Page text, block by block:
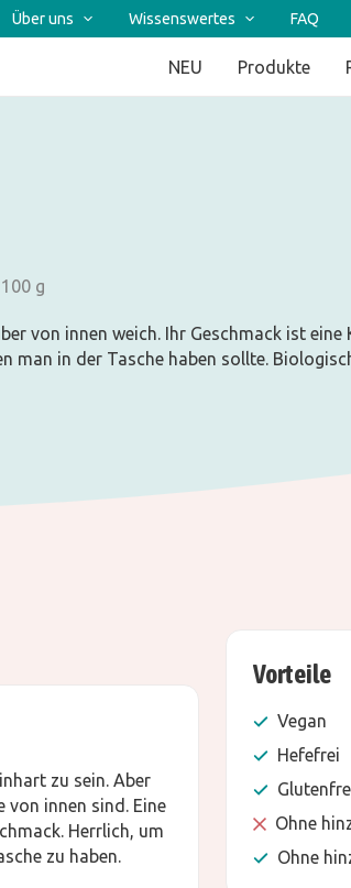
Über uns Wissenswertes FAQ
NEU Produkte
g
von innen weich. Ihr Geschmack ist
man in der Tasche haben sollte.
zu sein. Aber
von innen sind. Eine
Herrlich, um
zu haben.
Vorteile
Vegan
Hefefrei
Ohne
Ohne